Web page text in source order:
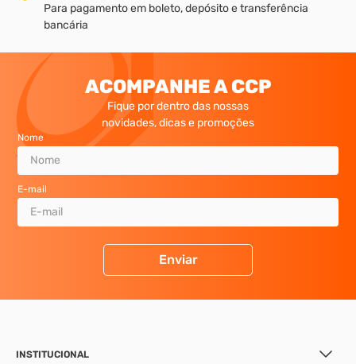
Entrega Expressa Grande SP
Para pagamento em boleto, depósito e transferência
bancária
ACOMPANHE A CCP
Fique por dentro das nossas
novidades, dicas e promoções
Nome
E-mail
Enviar
INSTITUCIONAL